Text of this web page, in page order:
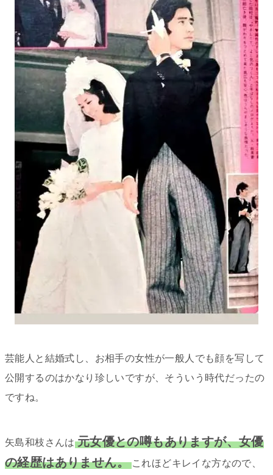
芸能人と結婚式し、お相手の女性が一般人でも顔を写して
公開するのはかなり珍しいですが、そういう時代だったの
ですね。
矢島和枝さんは 元女優との噂もありますが、女優
の経歴はありません。 これほどキレイな方なので、